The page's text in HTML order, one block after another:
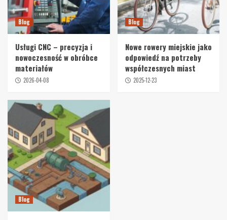
Blog
Usługi CNC – precyzja i
nowoczesność w obróbce
materiałów
2026-04-08
Blog
Nowe rowery miejskie jako
odpowiedź na potrzeby
współczesnych miast
2025-12-23
Blog